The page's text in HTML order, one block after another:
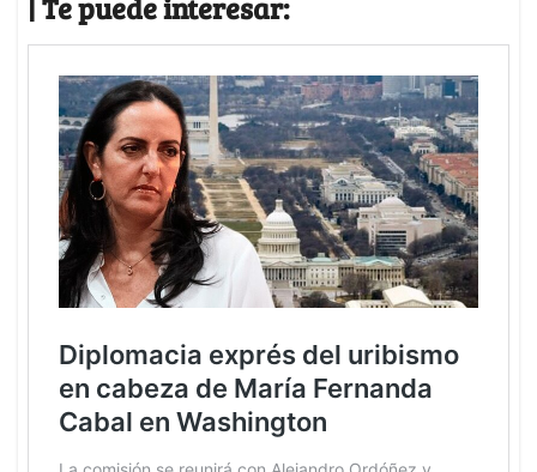
| Te puede interesar: